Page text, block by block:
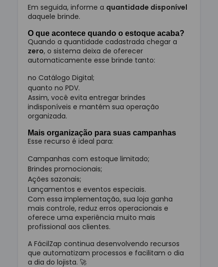
Em seguida, informe a quantidade disponível
daquele brinde.
O que acontece quando o estoque acaba?
Quando a quantidade cadastrada chegar a
zero, o sistema deixa de oferecer
automaticamente esse brinde tanto:
no Catálogo Digital;
quanto no PDV.
Assim, você evita entregar brindes
indisponíveis e mantém sua operação
organizada.
Mais organização para suas campanhas
Esse recurso é ideal para:
Campanhas com estoque limitado;
Brindes promocionais;
Ações sazonais;
Lançamentos e eventos especiais.
Com essa implementação, sua loja ganha
mais controle, reduz erros operacionais e
oferece uma experiência muito mais
profissional aos clientes.
A FácilZap continua desenvolvendo recursos
que automatizam processos e facilitam o dia
a dia do lojista. 🚀